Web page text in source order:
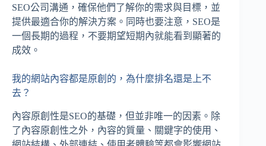
SEO公司溝通，確保他們了解你的需求與目標，並
提供最適合你的解決方案。同時也要注意，SEO是
一個長期的過程，不要期望短期內就能看到顯著的
成效。
我的網站內容都是原創的，為什麼排名還是上不
去？
內容原創性是SEO的基礎，但並非唯一的因素。除
了內容原創性之外，內容的質量、關鍵字的使用、